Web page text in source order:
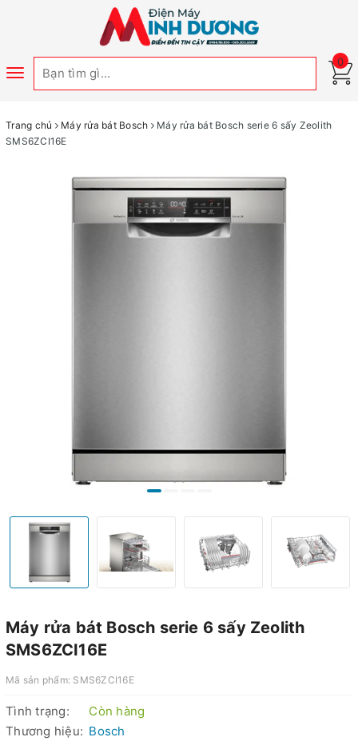
Toggle
0
Trang chủ Máy rửa bát Bosch
Máy rửa bát Bosch serie 6 sấy Zeolith
SMS6ZCI16E
Máy rửa bát Bosch serie 6 sấy Zeolith
SMS6ZCI16E
Mã sản phẩm: SMS6ZCI16E
Tình trạng:
Còn hàng
Thương hiệu: Bosch